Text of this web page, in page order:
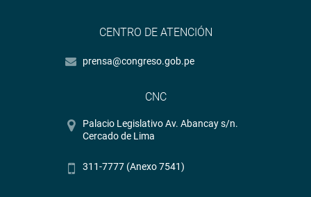
CENTRO DE ATENCIÓN
prensa@congreso.gob.pe
CNC
Palacio Legislativo Av. Abancay s/n.
Cercado de Lima
311-7777 (Anexo 7541)